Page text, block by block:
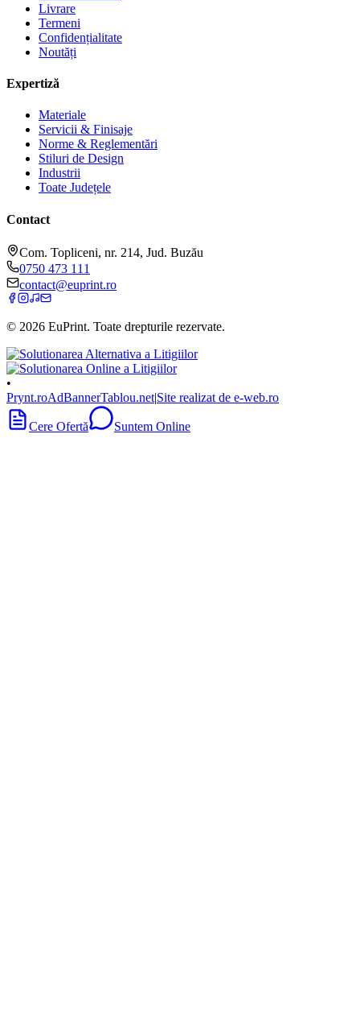
Livrare
Termeni
Confidențialitate
Noutăți
Expertiză
Materiale
Servicii & Finisaje
Norme & Reglementări
Stiluri de Design
Industrii
Toate Județele
Contact
Com. Topliceni, nr. 214, Jud. Buzău
0750 473 111
contact@euprint.ro
© 2026 EuPrint. Toate drepturile rezervate.
•
Prynt.roAdBannerTablou.net|Site realizat de e-web.ro
Cere Ofertă Suntem Online